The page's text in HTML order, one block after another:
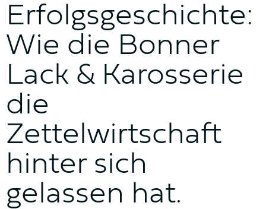
Erfolgsgeschichte:
Wie die Bonner
Lack & Karosserie
die
Zettelwirtschaft
hinter sich
gelassen hat.